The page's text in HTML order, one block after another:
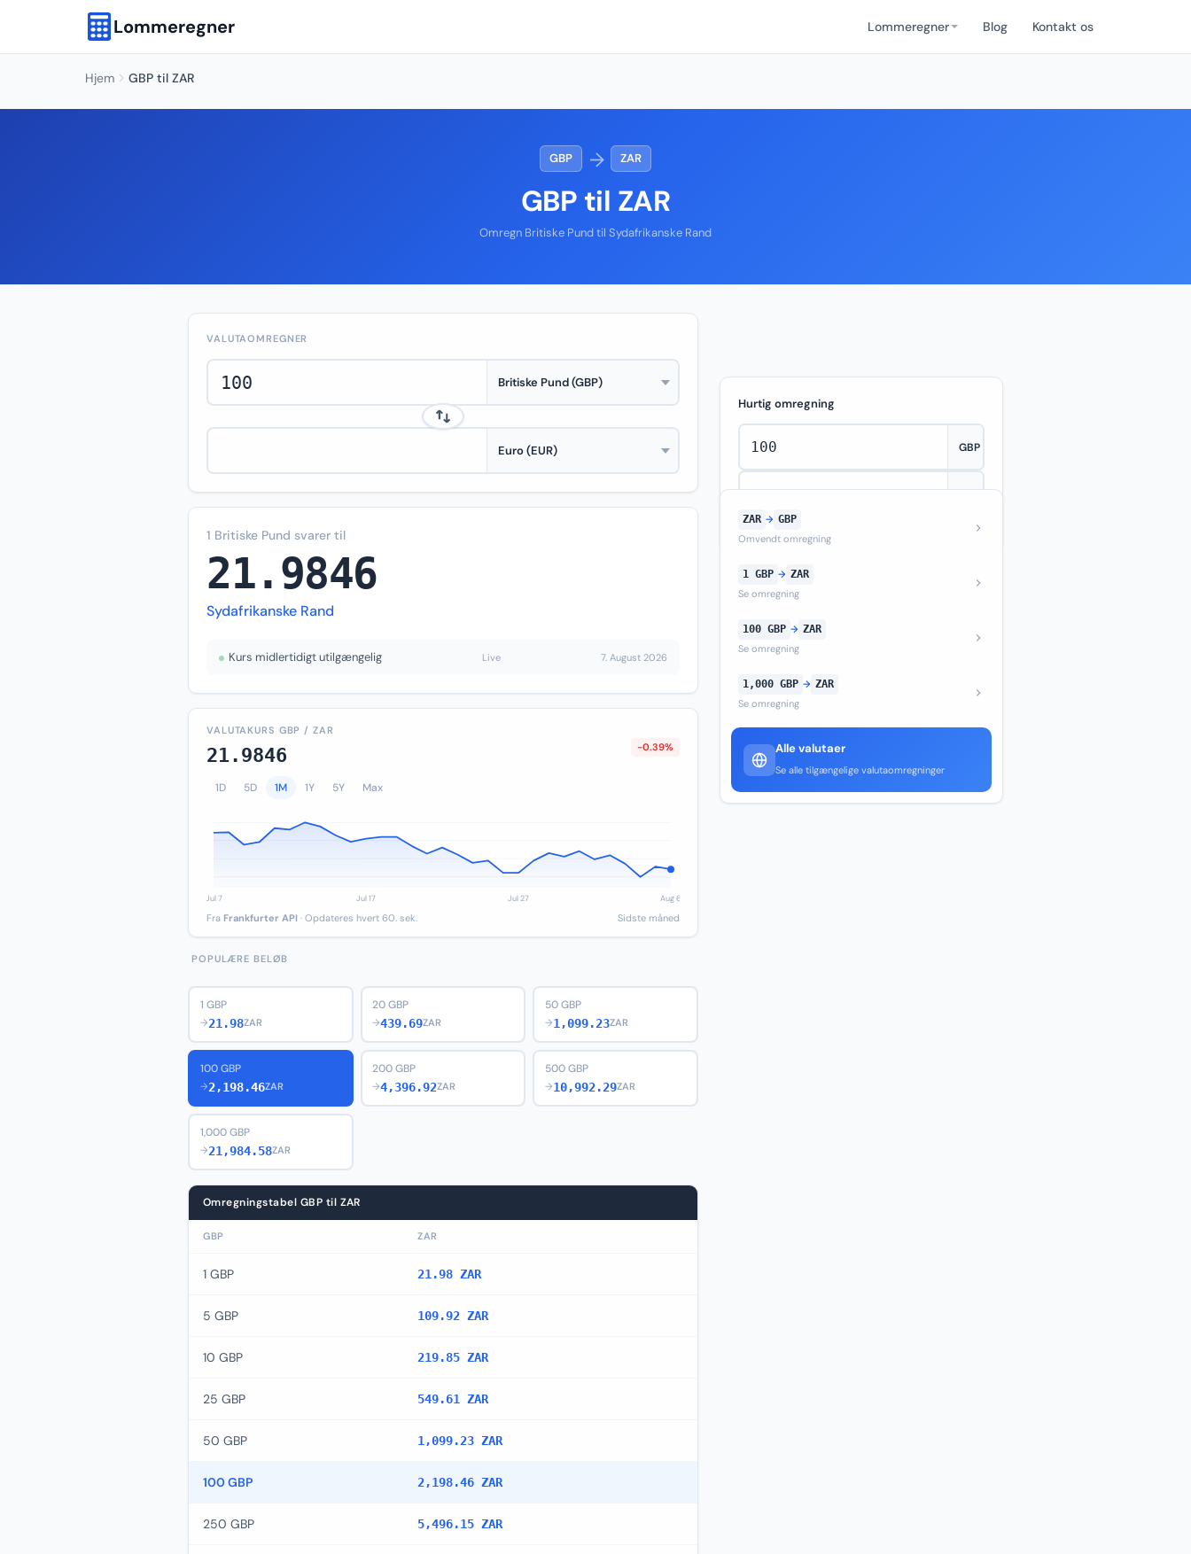
Lommeregner Lommeregner Blog Kontakt os
Hjem GBP til ZAR
GBP → ZAR
GBP til ZAR
Omregn Britiske Pund til Sydafrikanske Rand
VALUTAOMREGNER
1 Britiske Pund svarer til
21.9846
Sydafrikanske Rand
Kurs midlertidigt utilgængelig Live 7. August 2026
VALUTAKURS GBP / ZAR
21.9846 -0.39%
1D 5D 1M 1Y 5Y Max
Fra Frankfurter API · Opdateres hvert 60. sek. Sidste måned
POPULÆRE BELØB
1 GBP
→21.98ZAR
20 GBP
→439.69ZAR
50 GBP
→1,099.23ZAR
100 GBP
→2,198.46ZAR
200 GBP
→4,396.92ZAR
500 GBP
→10,992.29ZAR
1,000 GBP
→21,984.58ZAR
Omregningstabel GBP til ZAR
GBP ZAR
1 GBP 21.98 ZAR
5 GBP 109.92 ZAR
10 GBP 219.85 ZAR
25 GBP 549.61 ZAR
50 GBP 1,099.23 ZAR
100 GBP 2,198.46 ZAR
250 GBP 5,496.15 ZAR
Hurtig omregning
ZAR → GBP
Omvendt omregning
1 GBP → ZAR
Se omregning
100 GBP → ZAR
Se omregning
1,000 GBP → ZAR
Se omregning
Alle valutaer
Se alle tilgængelige valutaomregninger